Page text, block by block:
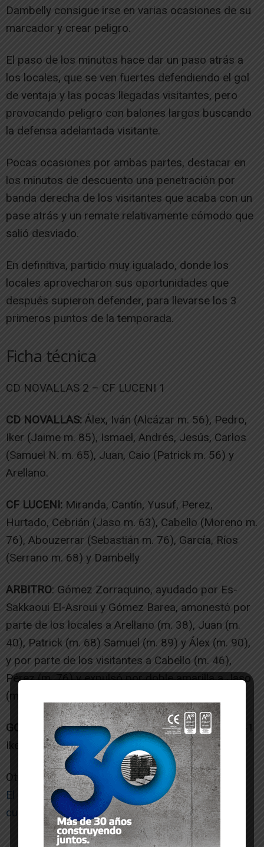
Dambelly consigue irse en varias ocasiones de su
marcador y crear peligro.
El paso de los minutos hace dar un paso atrás a
los locales, que se ven fuertes defendiendo el gol
de ventaja y las pocas llegadas visitantes, pero
provocando peligro con balones largos buscando
la defensa adelantada visitante.
Pocas ocasiones por ambas partes, destacar en
los minutos de descuento una penetración por
banda derecha de los visitantes que acaba con un
pase atrás y un remate relativamente cómodo que
salió desviado.
En definitiva, partido muy igualado, donde los
locales aprovecharon sus oportunidades que
después supieron defender, para llevarse los 3
primeros puntos de la temporada.
Ficha técnica
CD NOVALLAS 2 – CF LUCENI 1
CD NOVALLAS: Álex, Iván (Alcázar m. 56), Pedro,
Iker (Jaime m. 85), Ismael, Andrés, Jesús, Carlos
(Samuel N. m. 65), Juan, Caio (Patrick m. 56) y
Arellano.
CF LUCENI: Miranda, Cantín, Yusuf, Perez,
Hurtado, Cebrián (Jaso m. 63), Cabello (Moreno m.
76), Abouzerrar (Sebastián m. 76), García, Ríos
(Serrano m. 68) y Dambelly
ARBITRO: Gómez Zorraquino, ayudado por Es-
Sakkaoui El-Asroui y Gómez Barea, amonestó por
parte de los locales a Arellano (m. 38), Juan (m.
40), Patrick (m. 68) Samuel (m. 89) y Álex (m. 90),
y por parte de los visitantes a Cabello (m. 46),
Pérez (m. 76) y expulsó por doble amarilla a Jaso
(m. 87 y 87).
GOLES
: 0-1 Dambelly (m. 25), 1-1 Iker (m. 37), 2-1
Iker (m. 47)
Otras noticias de interés:
El colegio público Santa Ana de Buñuel inicia el
curso 24-25 con “Una Escuela de Película”
-- Publicidad --